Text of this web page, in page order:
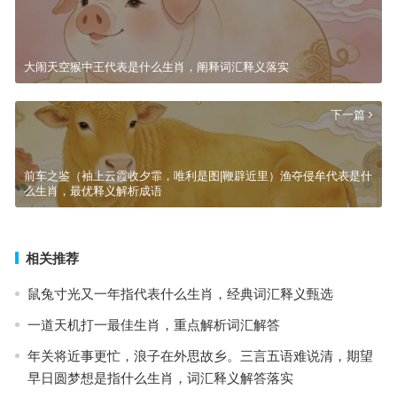
大闹天空猴中王代表是什么生肖，阐释词汇释义落实
下一篇
前车之鉴（袖上云霞收夕霏，唯利是图|鞭辟近里）渔夺侵牟代表是什
么生肖，最优释义解析成语
相关推荐
鼠兔寸光又一年指代表什么生肖，经典词汇释义甄选
一道天机打一最佳生肖，重点解析词汇解答
年关将近事更忙，浪子在外思故乡。三言五语难说清，期望
早日圆梦想是指什么生肖，词汇释义解答落实